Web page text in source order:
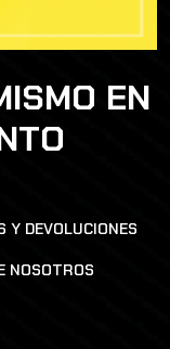
EN
Y DEVOLUCIONES
NOSOTROS